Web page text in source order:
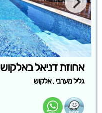
אחוזת דניאל באלקוש
גליל מערבי ,אלקוש